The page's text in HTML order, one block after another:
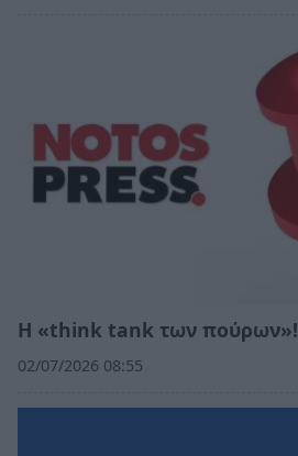
Η «think tank των πούρων»!
02/07/2026 08:55